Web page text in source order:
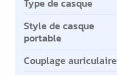
Type de casque
Style de casque
portable
Couplage auriculaire